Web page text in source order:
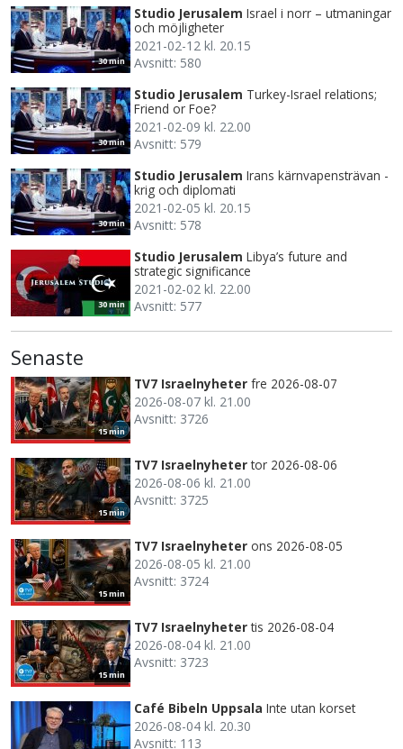
30 min
Studio Jerusalem Israel i norr – utmaningar
och möjligheter
2021-02-12 kl. 20.15
Avsnitt: 580
30 min
Studio Jerusalem Turkey-Israel relations;
Friend or Foe?
2021-02-09 kl. 22.00
Avsnitt: 579
30 min
Studio Jerusalem Irans kärnvapensträvan -
krig och diplomati
2021-02-05 kl. 20.15
Avsnitt: 578
30 min
Studio Jerusalem Libya’s future and
strategic significance
2021-02-02 kl. 22.00
Avsnitt: 577
Senaste
15 min
TV7 Israelnyheter fre 2026-08-07
2026-08-07 kl. 21.00
Avsnitt: 3726
15 min
TV7 Israelnyheter tor 2026-08-06
2026-08-06 kl. 21.00
Avsnitt: 3725
15 min
TV7 Israelnyheter ons 2026-08-05
2026-08-05 kl. 21.00
Avsnitt: 3724
15 min
TV7 Israelnyheter tis 2026-08-04
2026-08-04 kl. 21.00
Avsnitt: 3723
Café Bibeln Uppsala Inte utan korset
2026-08-04 kl. 20.30
Avsnitt: 113